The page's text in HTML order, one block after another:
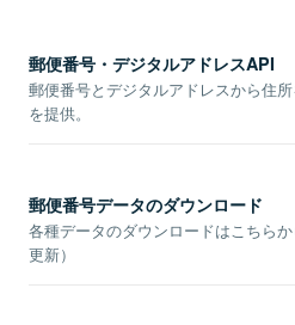
郵便番号・デジタルアドレスAPI
郵便番号とデジタルアドレスから住
を提供。
郵便番号データのダウンロード
各種データのダウンロードはこちら
更新）